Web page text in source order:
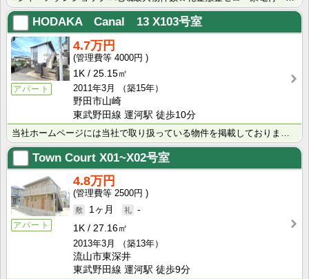
HODAKA Canal 13 X103号室
アパート
4.7万円
4000円
1K
25.15㎡
2011年3月
（築15年）
野田市山崎
東武野田線 運河駅 徒歩10分
Town Court X01~X02号室
アパート
4.8万円
2500円
1ヶ月
-
1K
27.16㎡
2013年3月
（築13年）
流山市東深井
東武野田線 運河駅 徒歩9分